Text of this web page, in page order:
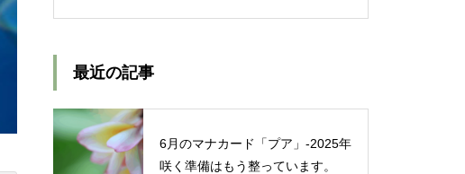
最近の記事
6月のマナカード「プア」‐2025年
咲く準備はもう整っています。